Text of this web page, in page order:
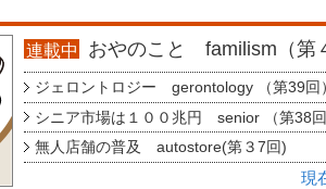
連載中 おやのこと familism（第
ジェロントロジー gerontology （第39回
シニア市場は１００兆円 senior （第38
無人店舗の普及 autostore(第３7回)
現